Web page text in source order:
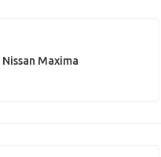
Nissan Maxima